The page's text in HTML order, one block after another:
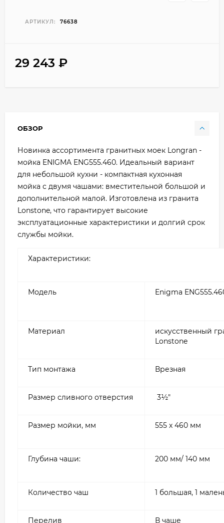
АРТИКУЛ: 76638
29 243 ₽
ОБЗОР
Новинка ассортимента гранитных моек Longran -
мойка ENIGMA ENG555.460. Идеальный вариант
для небольшой кухни - компактная кухонная
мойка с двумя чашами: вместительной большой и
дополнительной малой. Изготовлена из гранита
Lonstone, что гарантирует высокие
эксплуатационные характеристики и долгий срок
службы мойки.
Характеристики:
Модель Enigma
Материал
искусственный
Lonstone
Тип монтажа Врезная
Размер сливного отверстия 3½″
Размер мойки, мм 555 х 460 мм
Глубина чаши: 200 мм/ 140 мм
Количество чаш 1 большая, 1
Перелив В чаше